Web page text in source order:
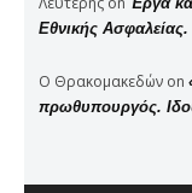
Εθνικής Ασφαλείας.
Ο Θρακομακεδών on
πρωθυπουργός.